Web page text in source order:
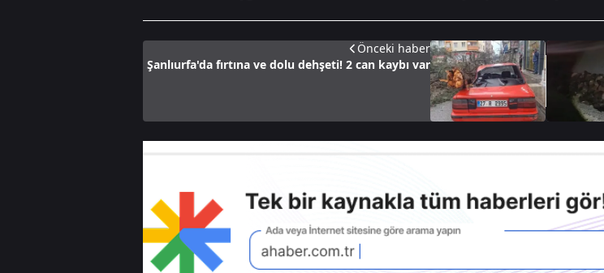
Önceki haber
Şanlıurfa'da fırtına ve dolu dehşeti! 2 can kaybı var